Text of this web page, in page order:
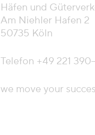
Häfen und
Am Niehler Hafen 2
50735 Köln
Telefon +49 221
we move your